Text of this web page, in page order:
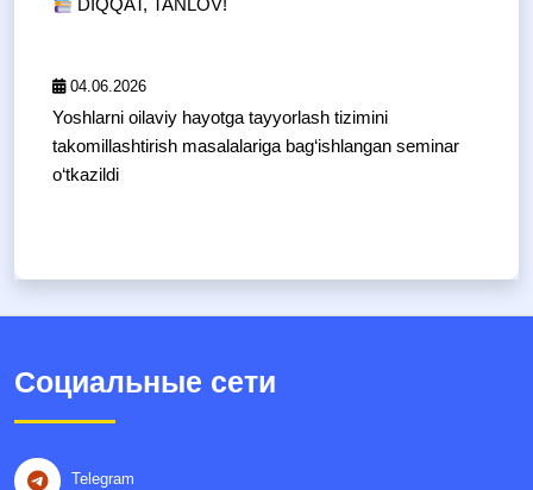
DIQQAT, TANLOV!
04.06.2026
Yoshlarni oilaviy hayotga tayyorlash tizimini
takomillashtirish masalalariga bag‘ishlangan seminar
o‘tkazildi
Социальные сети
Telegram